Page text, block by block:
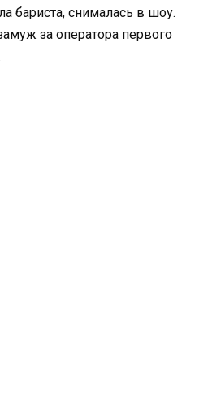
бариста, снималась в шоу.
за оператора первого